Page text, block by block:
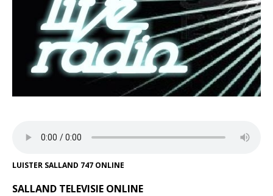
LUISTER SALLAND 747 ONLINE
SALLAND TELEVISIE ONLINE